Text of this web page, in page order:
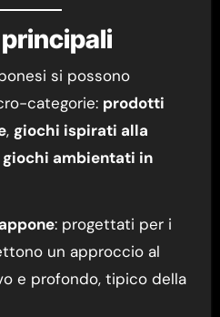
si possono
categorie: prodotti
, giochi ispirati alla
giochi ambientati in
: progettati per i
un approccio al
e profondo, tipico della